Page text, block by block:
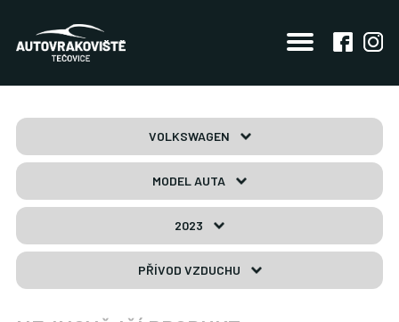
VOLKSWAGEN
MODEL AUTA
2023
PŘÍVOD VZDUCHU